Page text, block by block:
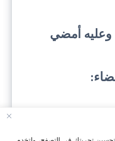
وعليه أمضي